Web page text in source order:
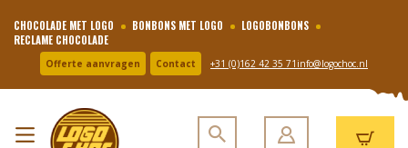
CHOCOLADE MET LOGO BONBONS MET LOGO
LOGOBONBONS
RECLAME CHOCOLADE
Offerte aanvragen Contact +31 (0)162 42 35 71 info@logochoc.nl